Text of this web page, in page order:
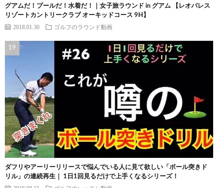
グアムだ！プールだ！水着だ！｜女子旅ラウンド in グアム 【レオパレス
リゾートカントリークラブ オーキッドコース 9H】
2018.01.30 ゴルフのラウンド動画
ダフリやアーリーリリースで悩んでいる人に見て欲しい「ボール突きド
リル」の連続再生｜ 1日1回見るだけで上手くなるシリーズ！